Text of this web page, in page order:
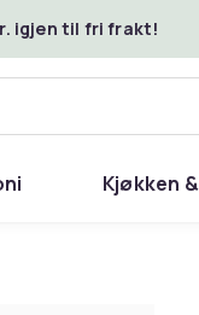
igjen til fri frakt!
Kjøkken